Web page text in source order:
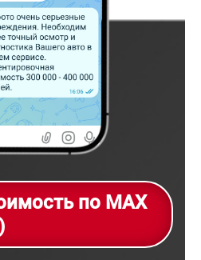
по MAX